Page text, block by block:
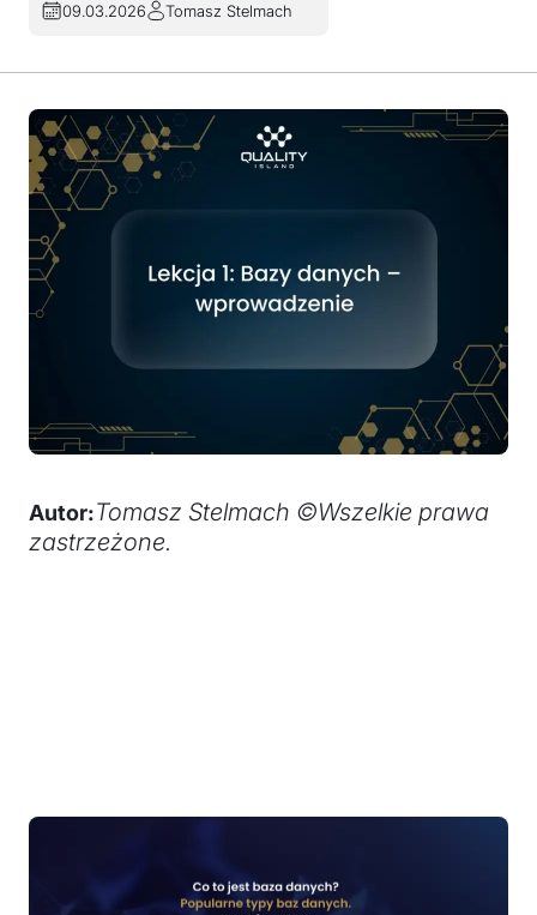
09.03.2026 Tomasz Stelmach
Autor:Tomasz Stelmach ©Wszelkie prawa
zastrzeżone.